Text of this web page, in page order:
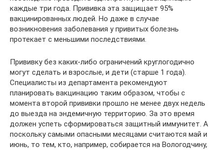
каждые три года. Прививка эта защищает 95%
вакцинированных людей. Но даже в случае
возникновения заболевания у привитых болезнь
протекает с меньшими последствиями.
Прививку без каких-либо ограничений круглогодично
могут сделать и взрослые, и дети (старше 1 года).
Специалисты из департамента рекомендуют
планировать вакцинацию таким образом, чтобы с
момента второй прививки прошло не менее двух недель
до выезда на эндемичную территорию. За это время
должен успеть сформироваться защитный иммунитет. А
поскольку самыми опасными месяцами считаются май и
июнь, то тем, кто, например, собирается на Вологодчину,